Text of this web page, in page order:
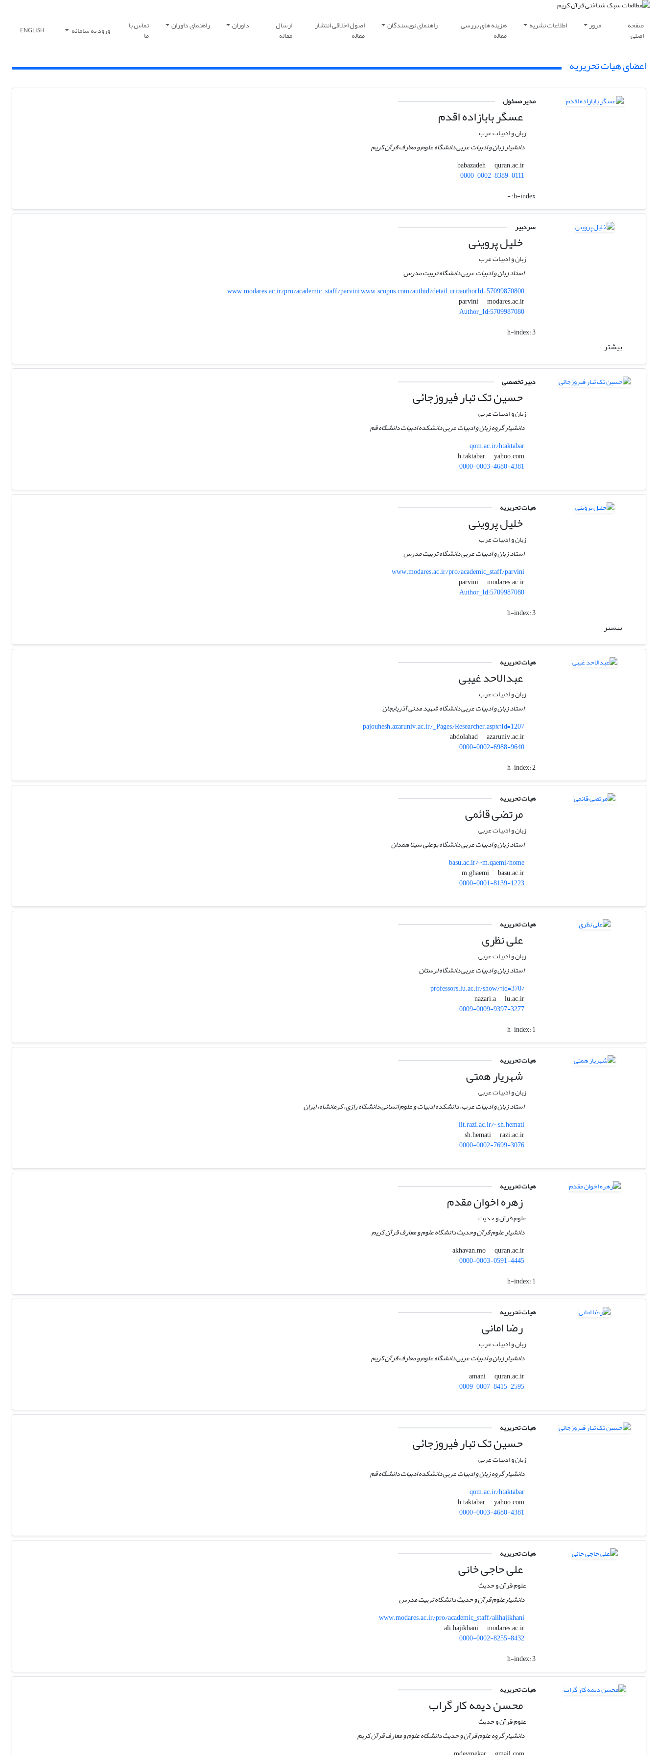
صفحه
اصلی
مرور اطلاعات نشریه هزینه های بررسی
مقاله
راهنمای نویسندگان اصول اخلاقی انتشار
مقاله
ارسال
مقاله
داوران راهنمای داوران تماس با
ما ورود به سامانه ENGLISH
اعضای هیات تحریریه
مدیر مسئول
عسگر بابازاده اقدم
زبان و ادبیات عرب
دانشیار زبان و ادبیات عربی دانشگاه علوم و معارف قرآن کریم
babazadeh
quran.ac.ir
0000-0002-8389-0111
h-index:
-
سردبیر
خلیل پروینی
زبان و ادبیات عرب
استاد زبان و ادبیات عربی دانشگاه تربیت مدرس
www.modares.ac.ir/pro/academic_staff/parvini www.scopus.com/authid/detail.uri?authorId=57099870800
parvini
modares.ac.ir
Author_Id:5709987080
h-index:3
بیشتر
دبیر تخصصی
حسین تک تبار فیروزجائی
زبان و ادبیات عربی
دانشیار گروه زبان و ادبیات عربی دانشکده ادبیات دانشگاه قم
qom.ac.ir/htaktabar
h.taktabar
yahoo.com
0000-0003-4680-4381
هیات تحریریه
خلیل پروینی
زبان و ادبیات عرب
استاد زبان و ادبیات عربی دانشگاه تربیت مدرس
www.modares.ac.ir/pro/academic_staff/parvini
parvini
modares.ac.ir
Author_Id:5709987080
h-index:3
بیشتر
هیات تحریریه
عبدالاحد غیبی
زبان و ادبیات عرب
استاد زبان و ادبیات عربی دانشگاه شهید مدنی آذربایجان
pajouhesh.azaruniv.ac.ir/_Pages/Researcher.aspx?Id=1207
abdolahad
azaruniv.ac.ir
0000-0002-6988-9640
h-index:2
هیات تحریریه
مرتضی قائمی
زبان و ادبیات عربی
استاد زبان و ادبیات عربی دانشگاه بوعلی سینا همدان
basu.ac.ir/~m.qaemi/home
m.ghaemi
basu.ac.ir
0000-0001-8139-1223
هیات تحریریه
علی نظری
زبان و ادبیات عربی
استاد زبان و ادبیات عربی دانشگاه لرستان
professors.lu.ac.ir/show/?id=370/
nazari.a
lu.ac.ir
0009-0009-9397-3277
h-index:1
هیات تحریریه
شهریار همتی
زبان و ادبیات عربی
استاد زبان و ادبیات عرب، دانشکده ادبیات و علوم انسانی،دانشگاه رازی، کرمانشاه، ایران
lit.razi.ac.ir/~sh.hemati
sh.hemati
razi.ac.ir
0000-0002-7699-3076
هیات تحریریه
زهره اخوان مقدم
علوم قرآن و حدیث
دانشیار علوم قرآن وحدیث دانشگاه علوم و معارف قرآن کریم
akhavan.mo
quran.ac.ir
0000-0003-0591-4445
h-index:1
هیات تحریریه
رضا امانی
زبان و ادبیات عرب
دانشیار زبان و ادبیات عربی دانشگاه علوم و معارف قرآن کریم
amani
quran.ac.ir
0009-0007-8415-2595
هیات تحریریه
حسین تک تبار فیروزجائی
زبان و ادبیات عربی
دانشیار گروه زبان و ادبیات عربی دانشکده ادبیات دانشگاه قم
qom.ac.ir/htaktabar
h.taktabar
yahoo.com
0000-0003-4680-4381
هیات تحریریه
علی حاجی خانی
علوم قرآن و حدیث
دانشیارعلوم قرآن و حدیث دانشگاه تربیت مدرس
www.modares.ac.ir/pro/academic_staff/alihajikhani
ali.hajikhani
modares.ac.ir
0000-0002-8255-8432
h-index:3
هیات تحریریه
محسن دیمه کار گراب
علوم قرآن و حدیث
دانشیار گروه علوم قرآن و حدیث دانشگاه علوم و معارف قرآن کریم